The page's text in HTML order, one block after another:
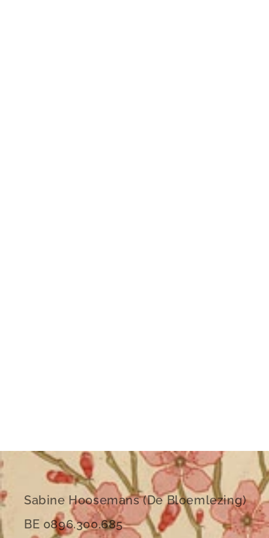
Sabine Hoosemans (De Bloemlezing)
BE 0896.300.685